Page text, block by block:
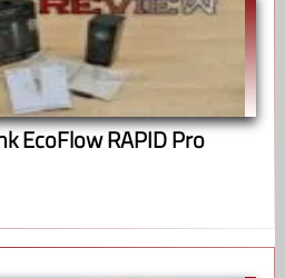
EcoFlow RAPID Pro